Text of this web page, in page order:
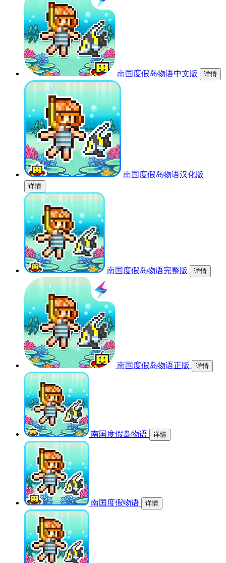
南国度假岛物语中文版 详情
南国度假岛物语汉化版
详情
南国度假岛物语完整版 详情
南国度假岛物语正版 详情
南国度假岛物语 详情
南国度假物语 详情